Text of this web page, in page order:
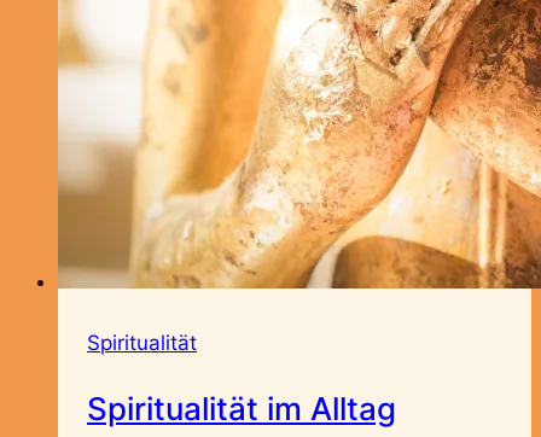
Spiritualität
Spiritualität im Alltag